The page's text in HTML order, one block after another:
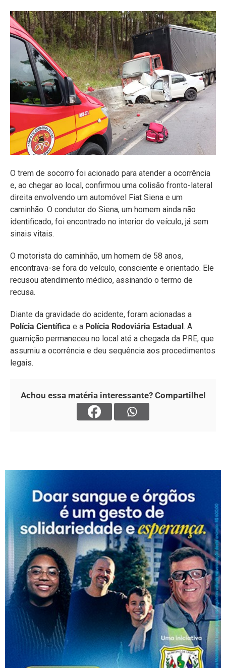
O trem de socorro foi acionado para atender a ocorrência
e, ao chegar ao local, confirmou uma colisão fronto-lateral
direita envolvendo um automóvel Fiat Siena e um
caminhão. O condutor do Siena, um homem ainda não
identificado, foi encontrado no interior do veículo, já sem
sinais vitais.
O motorista do caminhão, um homem de 58 anos,
encontrava-se fora do veículo, consciente e orientado. Ele
recusou atendimento médico, assinando o termo de
recusa.
Diante da gravidade do acidente, foram acionadas a
Polícia Científica e a Polícia Rodoviária Estadual . A
guarnição permaneceu no local até a chegada da PRE, que
assumiu a ocorrência e deu sequência aos procedimentos
legais.
Achou essa matéria interessante? Compartilhe!